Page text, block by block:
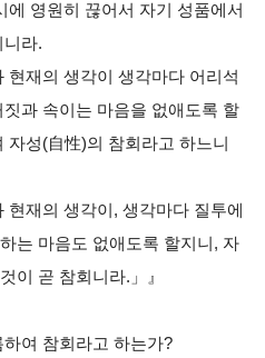
에 영원히 끊어서 자기 성품에서
니라.
현재의 생각이 생각마다 어리석
과 속이는 마음을 없애도록 할
성(自性)의 참회라고 하느니
재의 생각이, 생각마다 질투에
는 마음도 없애도록 할지니, 자
이 곧 참회니라.」』
여 참회라고 하는가?